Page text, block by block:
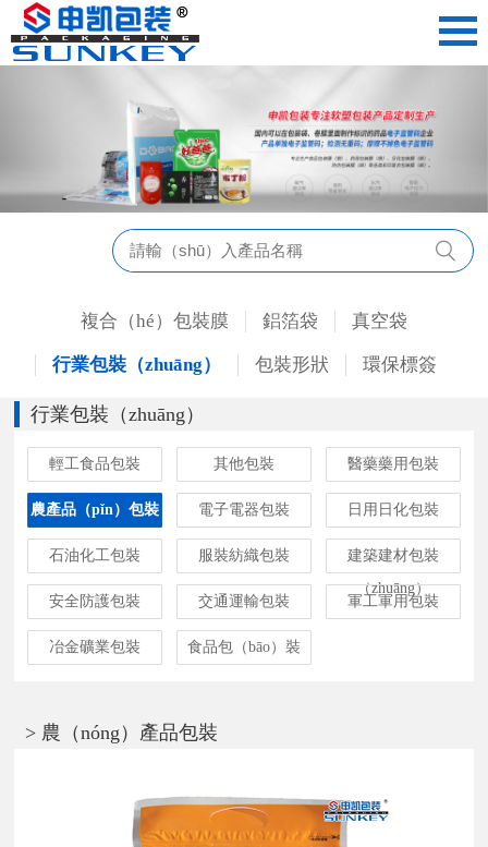
複合（hé）包裝膜 鋁箔袋 真空袋
行業包裝（zhuāng） 包裝形狀 環保標簽
行業包裝（zhuāng）
輕工食品包裝 其他包裝 醫藥藥用包裝
農產品（pǐn）包裝 電子電器包裝 日用日化包裝
石油化工包裝 服裝紡織包裝
建築建材包裝
（zhuāng）
安全防護包裝
交通運輸包裝 軍工軍用包裝
冶金礦業包裝 食品包（bāo）裝
> 農（nóng）產品包裝